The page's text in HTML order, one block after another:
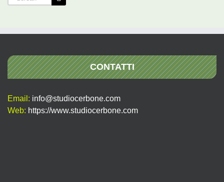
per:
CONTATTI
Email: info@studiocerbone.com
Web: https://www.studiocerbone.com